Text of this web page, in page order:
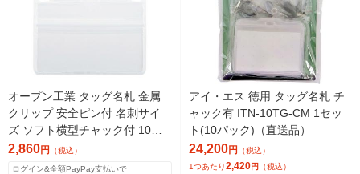
オープン工業 タッグ名札 金属
クリップ 安全ピン付 名刺サイ
ズ ソフト横型チャック付 10枚
入 NT-6 1袋（直送品）
2,860円 （税込）
ログイン&全額PayPay支払いで
アイ・エス 徳用 タッグ名札 チ
ャック有 ITN-10TG-CM 1セッ
ト(10パック)（直送品）
24,200円 （税込）
1つあたり2,420円 （税込）